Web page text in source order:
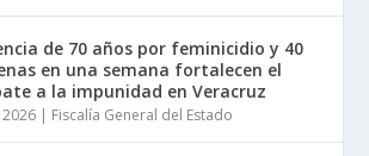
de 70 años por feminicidio y 40
en una semana fortalecen el
a la impunidad en Veracruz
| Fiscalía General del Estado